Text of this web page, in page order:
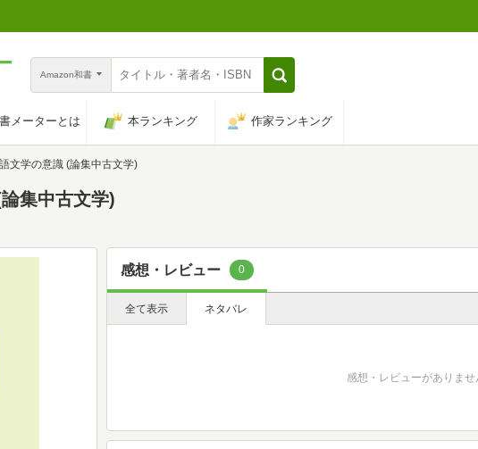
Amazon和書
メーターとは 本ランキング 作家ランキング
文学の意識 (論集中古文学)
集中古文学)
感想・レビュー 0
全て表示 ネタバレ
感想・レビューがありませ